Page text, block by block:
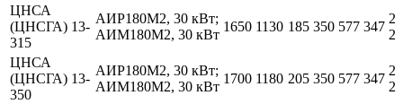
ЦНСА
(ЦНСГА) 13-
315
АИР180М2, 30 кВт;
АИМ180М2, 30 кВт
1650 1130 185 350 577 347
ЦНСА
(ЦНСГА) 13-
350
АИР180М2, 30 кВт;
АИМ180М2, 30 кВт
1700 1180 205 350 577 347